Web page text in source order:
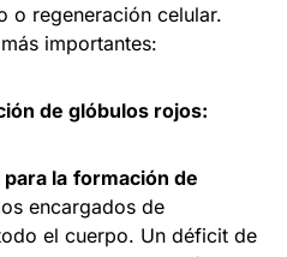
o regeneración celular.
importantes:
de glóbulos rojos:
la formación de
encargados de
el cuerpo. Un déficit de